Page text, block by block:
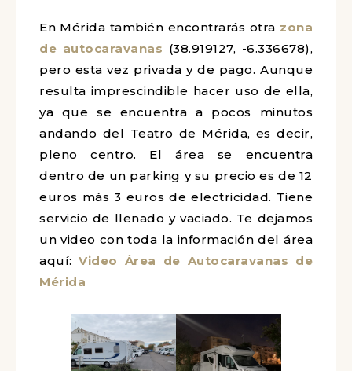
En Mérida también encontrarás otra zona
de autocaravanas (38.919127, -6.336678),
pero esta vez privada y de pago. Aunque
resulta imprescindible hacer uso de ella,
ya que se encuentra a pocos minutos
andando del Teatro de Mérida, es decir,
pleno centro. El área se encuentra
dentro de un parking y su precio es de 12
euros más 3 euros de electricidad. Tiene
servicio de llenado y vaciado. Te dejamos
un video con toda la información del área
aquí:Video Área de Autocaravanas de
Mérida